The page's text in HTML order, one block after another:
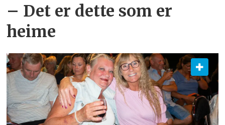
– Det er dette som er
heime